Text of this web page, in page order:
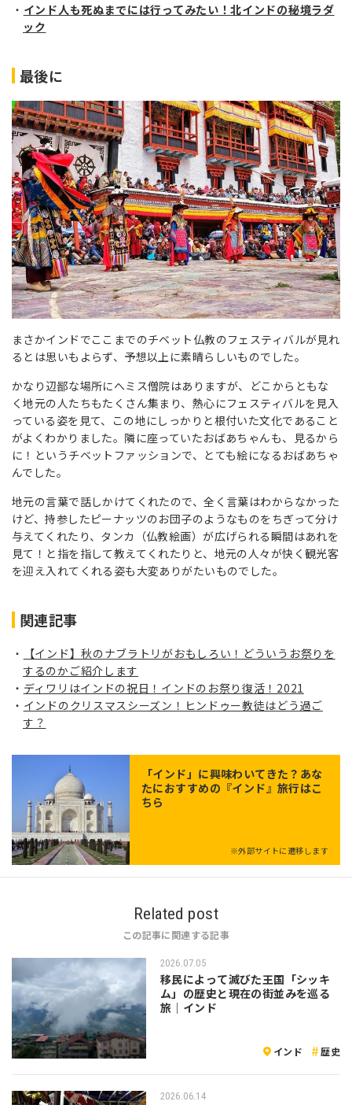
インド人も死ぬまでには行ってみたい！北インドの秘境ラダ
ック
最後に
まさかインドでここまでのチベット仏教のフェスティバルが見れ
るとは思いもよらず、予想以上に素晴らしいものでした。
かなり辺鄙な場所にへミス僧院はありますが、どこからともな
く地元の人たちもたくさん集まり、熱心にフェスティバルを見入
っている姿を見て、この地にしっかりと根付いた文化であること
がよくわかりました。隣に座っていたおばあちゃんも、見るから
に！というチベットファッションで、とても絵になるおばあちゃ
んでした。
地元の言葉で話しかけてくれたので、全く言葉はわからなかった
けど、持参したピーナッツのお団子のようなものをちぎって分け
与えてくれたり、タンカ（仏教絵画）が広げられる瞬間はあれを
見て！と指を指して教えてくれたりと、地元の人々が快く観光客
を迎え入れてくれる姿も大変ありがたいものでした。
関連記事
【インド】秋のナブラトリがおもしろい！どういうお祭りを
するのかご紹介します
ディワリはインドの祝日！インドのお祭り復活！2021
インドのクリスマスシーズン！ヒンドゥー教徒はどう過ご
す？
「インド」に興味わいてきた？あな
たにおすすめの『インド』旅行はこ
ちら
※外部サイトに遷移します
Related post
この記事に関連する記事
2026.07.05
移民によって滅びた王国「シッキ
ム」の歴史と現在の街並みを巡る
旅｜インド
インド 歴史
2026.06.14